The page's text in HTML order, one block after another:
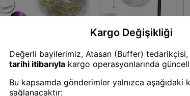
Usb İle Çalışan 5m Peri Led
Gün Işığı
Mey İthalat® XF02 Ay